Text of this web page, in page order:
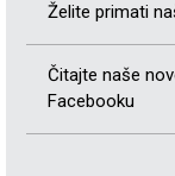
Želite primati
Čitajte naše
Facebooku